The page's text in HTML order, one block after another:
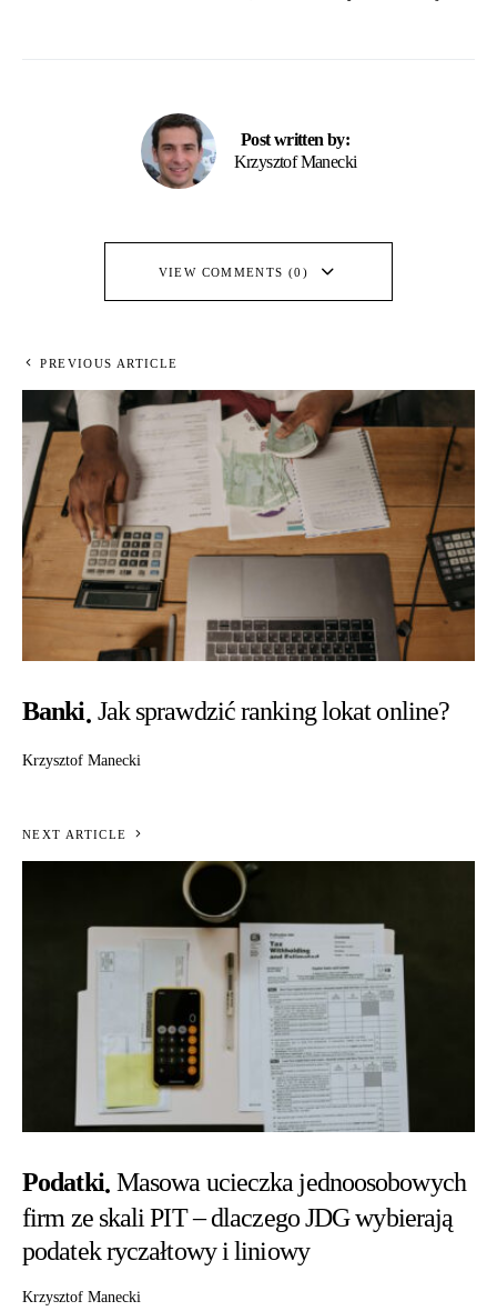
Post written by:
Krzysztof Manecki
VIEW COMMENTS (0)
PREVIOUS ARTICLE
Banki Jak sprawdzić ranking lokat online?
Krzysztof Manecki
NEXT ARTICLE
Podatki Masowa ucieczka jednoosobowych
firm ze skali PIT – dlaczego JDG wybierają
podatek ryczałtowy i liniowy
Krzysztof Manecki